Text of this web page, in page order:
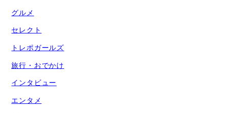
グルメ
セレクト
トレポガールズ
旅行・おでかけ
インタビュー
エンタメ